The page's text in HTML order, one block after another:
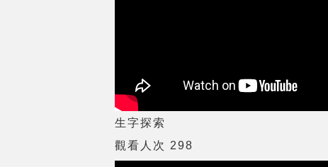
生字探索
觀看人次 298